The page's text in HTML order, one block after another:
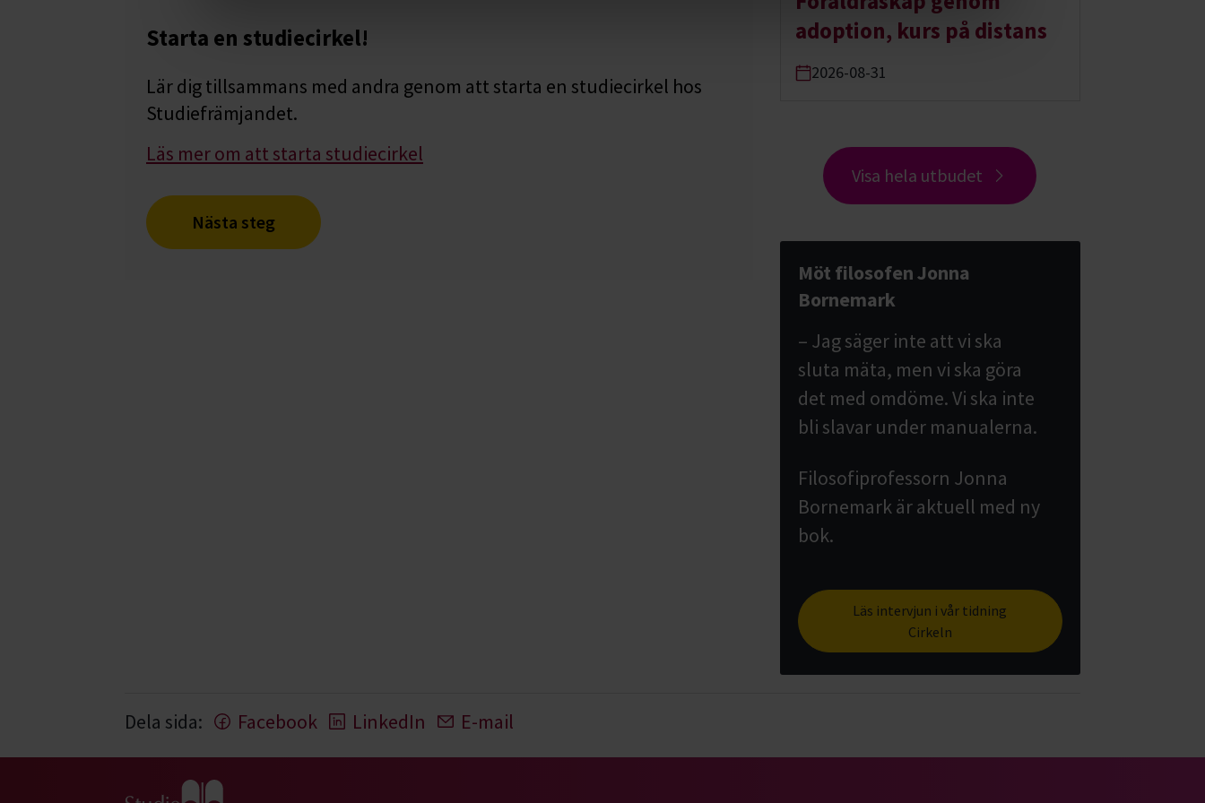
Starta en studiecirkel!
Lär dig tillsammans med andra genom att starta en studiecirkel hos
Studiefrämjandet.
Läs mer om att starta studiecirkel
Nästa steg
adoption, kurs på distans
2026-08-31
Visa hela utbudet
Möt filosofen Jonna
Bornemark
– Jag säger inte att vi ska
sluta mäta, men vi ska göra
det med omdöme. Vi ska inte
bli slavar under manualerna.
Filosofiprofessorn Jonna
Bornemark är aktuell med ny
bok.
Läs intervjun i vår tidning
Cirkeln
Dela sida: Facebook LinkedIn E-mail
Gå till studiefrämjandets startsida